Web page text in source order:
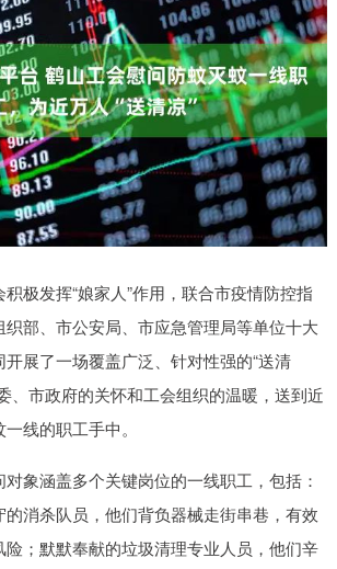
极发挥“娘家人”作用，联合市疫情防控指
部、市公安局、市应急管理局等单位十大
展了一场覆盖广泛、针对性强的“送清
、市政府的关怀和工会组织的温暖，送到近
线的职工手中。
象涵盖多个关键岗位的一线职工，包括：
消杀队员，他们背负器械走街串巷，有效
；默默奉献的垃圾清理专业人员，他们辛